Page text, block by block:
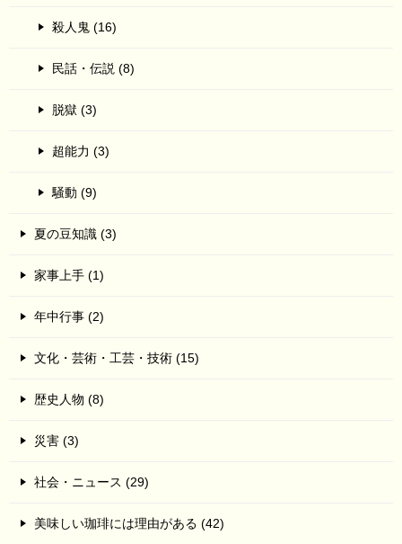
殺人鬼 (16)
民話・伝説 (8)
脱獄 (3)
超能力 (3)
騒動 (9)
夏の豆知識 (3)
家事上手 (1)
年中行事 (2)
文化・芸術・工芸・技術 (15)
歴史人物 (8)
災害 (3)
社会・ニュース (29)
美味しい珈琲には理由がある (42)